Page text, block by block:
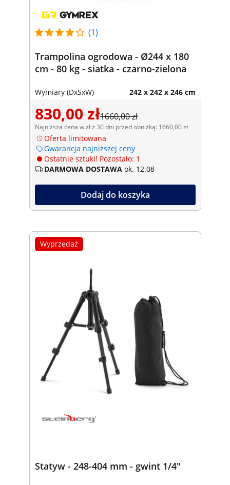
(1)
Trampolina ogrodowa - Ø244 x 180
cm - 80 kg - siatka - czarno-zielona
Wymiary (DxSxW) 242 x 242 x 246 cm
830,00 zł1660,00 zł
Najniższa cena w zł z 30 dni przed obniżką: 1660,00 zł
Oferta limitowana
Gwarancja najniższej ceny
Ostatnie sztuki! Pozostało: 1
DARMOWA DOSTAWA ok. 12.08
Dodaj do koszyka
Wyprzedaż
Statyw - 248-404 mm - gwint 1/4"